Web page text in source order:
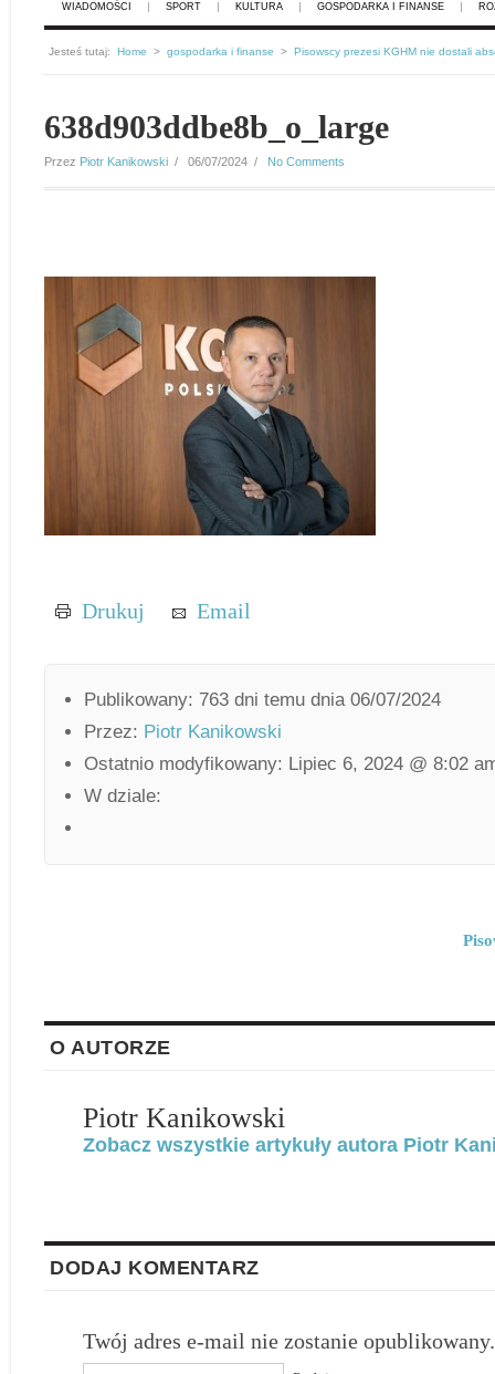
WIADOMOŚCI SPORT KULTURA GOSPODARKA I FINANSE
Jesteś tutaj: Home > gospodarka i finanse > Pisowscy prezesi KGHM nie dostali
638d903ddbe8b_o_large
Przez Piotr Kanikowski / 06/07/2024 / No Comments
Drukuj Email
Publikowany: 763 dni temu dnia 06/07/2024
Przez: Piotr Kanikowski
Ostatnio modyfikowany: Lipiec 6, 2024 @ 8:02
W dziale:
O AUTORZE
Piotr Kanikowski
Zobacz wszystkie artykuły autora Piotr
DODAJ KOMENTARZ
Twój adres e-mail nie zostanie opublikowany.